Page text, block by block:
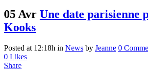
05 Avr Une date parisienne
Kooks
Posted at 12:18h in News by Jeanne 0
0 Likes
Share